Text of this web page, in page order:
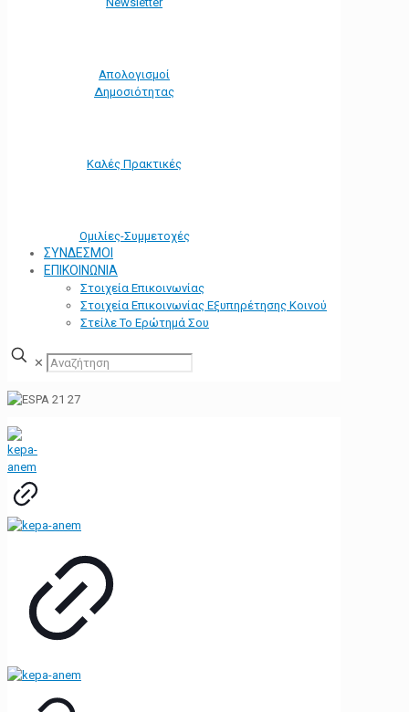
Απολογισμοί
Δημοσιότητας
Καλές Πρακτικές
Ομιλίες-Συμμετοχές
ΣΥΝΔΕΣΜΟΙ
ΕΠΙΚΟΙΝΩΝΙΑ
Στοιχεία Επικοινωνίας
Στοιχεία Επικοινωνίας Εξυπηρέτησης Κοινού
Στείλε Το Ερώτημά Σου
✕